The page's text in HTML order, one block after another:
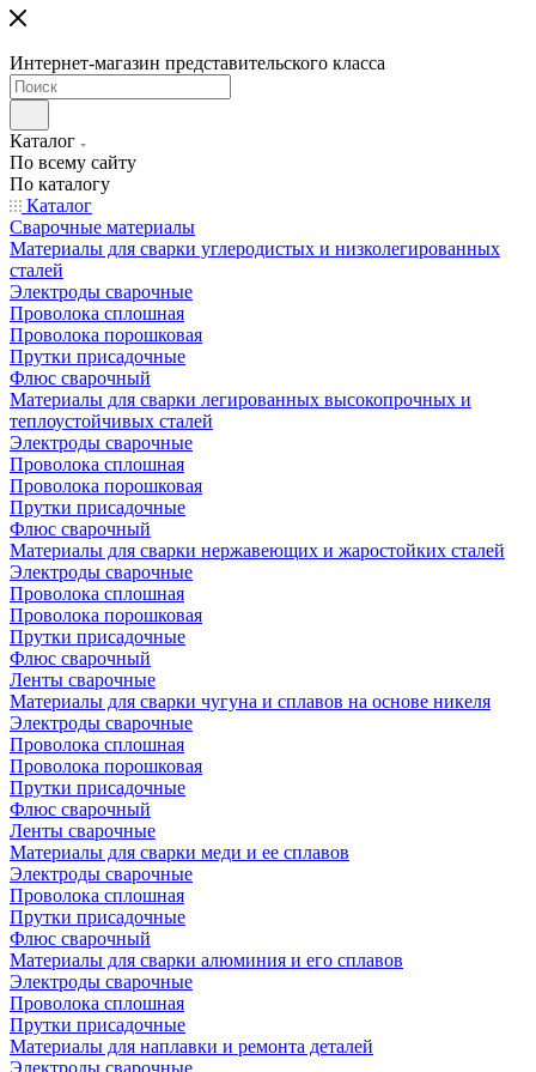
Интернет-магазин представительского класса
Каталог
По всему сайту
По каталогу
Каталог
Сварочные материалы
Материалы для сварки углеродистых и низколегированных
сталей
Электроды сварочные
Проволока сплошная
Проволока порошковая
Прутки присадочные
Флюс сварочный
Материалы для сварки легированных высокопрочных и
теплоустойчивых сталей
Электроды сварочные
Проволока сплошная
Проволока порошковая
Прутки присадочные
Флюс сварочный
Материалы для сварки нержавеющих и жаростойких сталей
Электроды сварочные
Проволока сплошная
Проволока порошковая
Прутки присадочные
Флюс сварочный
Ленты сварочные
Материалы для сварки чугуна и сплавов на основе никеля
Электроды сварочные
Проволока сплошная
Проволока порошковая
Прутки присадочные
Флюс сварочный
Ленты сварочные
Материалы для сварки меди и ее сплавов
Электроды сварочные
Проволока сплошная
Прутки присадочные
Флюс сварочный
Материалы для сварки алюминия и его сплавов
Электроды сварочные
Проволока сплошная
Прутки присадочные
Материалы для наплавки и ремонта деталей
Электроды сварочные